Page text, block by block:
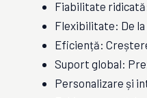
Fiabilitate
Flexibilitate: De la
Eficiență:
Suport global:
Personalizare și